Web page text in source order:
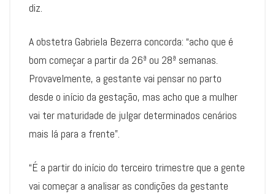
diz.
A obstetra Gabriela Bezerra concorda: “acho que é
bom começar a partir da 26ª ou 28ª semanas.
Provavelmente, a gestante vai pensar no parto
desde o início da gestação, mas acho que a mulher
vai ter maturidade de julgar determinados cenários
mais lá para a frente”.
“É a partir do início do terceiro trimestre que a gente
vai começar a analisar as condições da gestante